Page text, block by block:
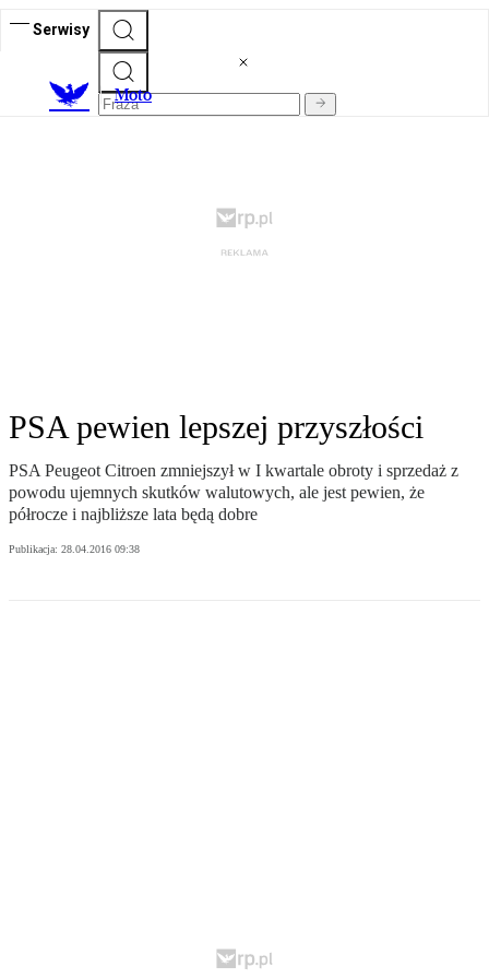
Serwisy
Moto
PSA pewien lepszej przyszłości
PSA Peugeot Citroen zmniejszył w I kwartale obroty i sprzedaż z
powodu ujemnych skutków walutowych, ale jest pewien, że
półrocze i najbliższe lata będą dobre
Publikacja: 28.04.2016 09:38